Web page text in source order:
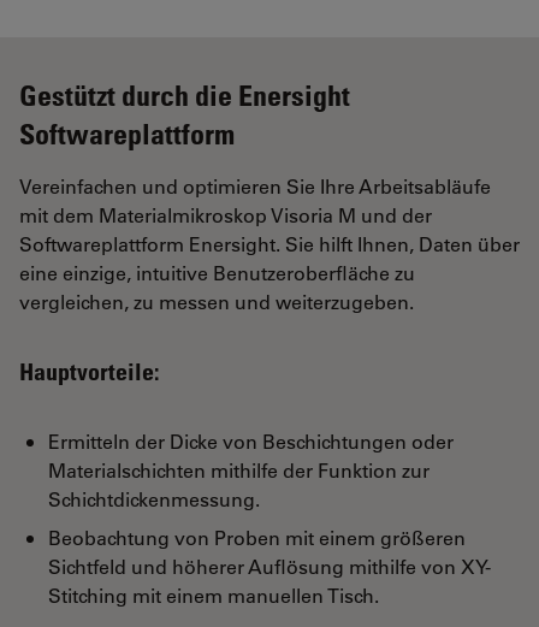
Gestützt durch die Enersight
Softwareplattform
Vereinfachen und optimieren Sie Ihre Arbeitsabläufe
mit dem Materialmikroskop Visoria M und der
Softwareplattform Enersight. Sie hilft Ihnen, Daten über
eine einzige, intuitive Benutzeroberfläche zu
vergleichen, zu messen und weiterzugeben.
Hauptvorteile:
Ermitteln der Dicke von Beschichtungen oder
Materialschichten mithilfe der Funktion zur
Schichtdickenmessung.
Beobachtung von Proben mit einem größeren
Sichtfeld und höherer Auflösung mithilfe von XY-
Stitching mit einem manuellen Tisch.